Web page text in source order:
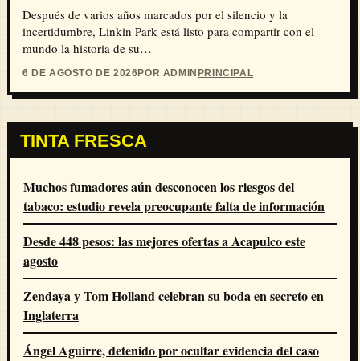
Después de varios años marcados por el silencio y la
incertidumbre, Linkin Park está listo para compartir con el
mundo la historia de su…
6 DE AGOSTO DE 2026POR ADMINPRINCIPAL
TINTA FRESCA
Muchos fumadores aún desconocen los riesgos del
tabaco: estudio revela preocupante falta de información
Desde 448 pesos: las mejores ofertas a Acapulco este
agosto
Zendaya y Tom Holland celebran su boda en secreto en
Inglaterra
Ángel Aguirre, detenido por ocultar evidencia del caso